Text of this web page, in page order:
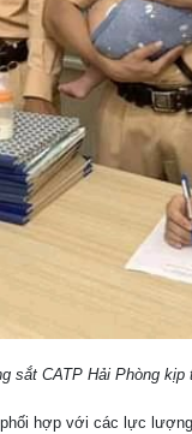
sắt CATP Hải Phòng
hợp với các lực